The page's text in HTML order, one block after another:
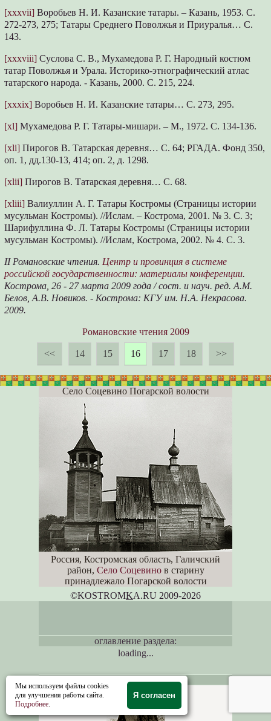
[xxxvii] Воробьев Н. И. Казанские татары. – Казань, 1953. С.
272-273, 275; Татары Среднего Поволжья и Приуралья… С.
143.
[xxxviii] Суслова С. В., Мухамедова Р. Г. Народный костюм
татар Поволжья и Урала. Историко-этнографический атлас
татарского народа. - Казань, 2000. С. 215, 224.
[xxxix] Воробьев Н. И. Казанские татары… С. 273, 295.
[xl] Мухамедова Р. Г. Татары-мишари. – М., 1972. С. 134-136.
[xli] Пирогов В. Татарская деревня… С. 64; РГАДА. Фонд 350,
оп. 1, дд.130-13, 414; оп. 2, д. 1298.
[xlii] Пирогов В. Татарская деревня… С. 68.
[xliii] Валиуллин А. Г. Татары Костромы (Страницы истории
мусульман Костромы). //Ислам. – Кострома, 2001. № 3. С. 3;
Шарифуллина Ф. Л. Татары Костромы (Страницы истории
мусульман Костромы). //Ислам, Кострома, 2002. № 4. С. 3.
II Романовские чтения.Центр и провинция в системе
российской государственности: материалы конференции.
Кострома, 26 - 27 марта 2009 года / сост. и науч. ред. А.М.
Белов, А.В. Новиков. - Кострома: КГУ им. Н.А. Некрасова.
2009.
Романовские чтения 2009
<< 14 15 16 17 18 >>
Село Соцевино Погарской волости
Россия, Костромская область, Галичский
район, Село Соцевинов старину
принадлежало Погарской волости
©KOSTROMKA.RU 2009-2026
оглавление раздела:
loading...
НАУЧНЫЕ ПУБЛИКАЦИИ
Мы используем файлы cookies
для улучшения работы сайта.
Подробнее.
Я согласен